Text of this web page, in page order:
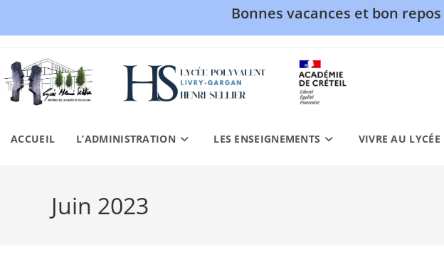
Bonnes vacances et bon
content
ACCUEIL L’ADMINISTRATION LES ENSEIGNEMENTS VIVRE AU LYCÉE
Juin 2023